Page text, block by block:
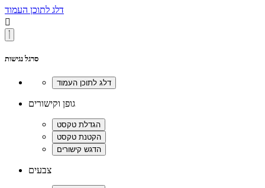
דלג לתוכן העמוד

סרגל נגישות
גופן וקישורים
צבעים